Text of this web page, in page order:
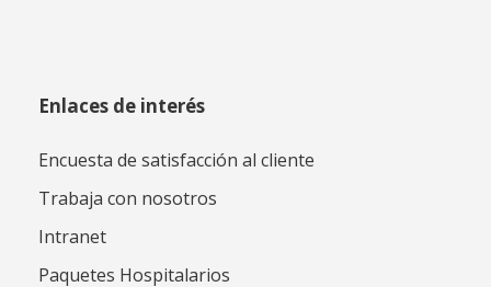
Enlaces de interés
Encuesta de satisfacción al cliente
Trabaja con nosotros
Intranet
Paquetes Hospitalarios